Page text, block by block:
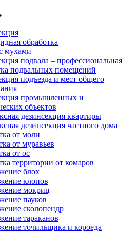
обработка
мухами
подвала – профессиональная
подвальных помещений
подъезда и мест общего
промышленных и
объектов
дезинсекция квартиры
дезинсекция частного дома
от моли
от муравьев
от ос
территории от комаров
блох
клопов
мокриц
пауков
сколопендр
тараканов
точильщика и короеда